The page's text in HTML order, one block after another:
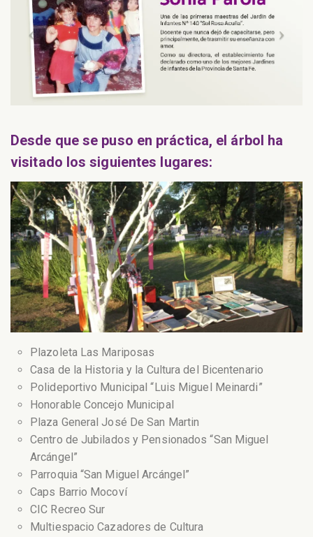
Desde que se puso en práctica, el árbol ha
visitado los siguientes lugares:
Plazoleta Las Mariposas
Casa de la Historia y la Cultura del Bicentenario
Polideportivo Municipal “Luis Miguel Meinardi”
Honorable Concejo Municipal
Plaza General José De San Martin
Centro de Jubilados y Pensionados “San Miguel
Arcángel”
Parroquia “San Miguel Arcángel”
Caps Barrio Mocoví
CIC Recreo Sur
Multiespacio Cazadores de Cultura